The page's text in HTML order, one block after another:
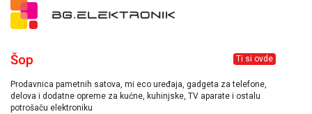
Ti si ovde
Šop
Prodavnica pametnih satova, mi eco uređaja, gadgeta za telefone,
delova i dodatne opreme za kućne, kuhinjske, TV aparate i ostalu
potrošaču elektroniku